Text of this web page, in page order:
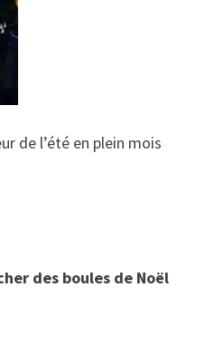
de l’été en plein mois
des boules de Noël